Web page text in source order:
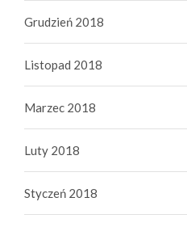
Grudzień 2018
Listopad 2018
Marzec 2018
Luty 2018
Styczeń 2018